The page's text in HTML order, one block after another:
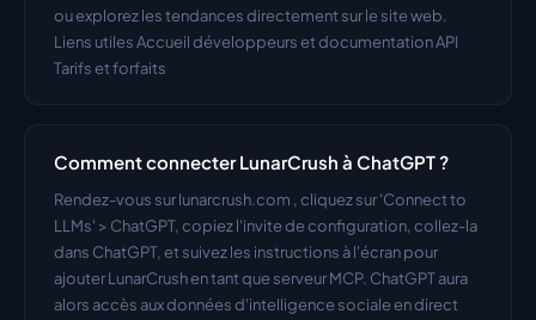
ou explorez les tendances directement sur le site web.
Liens utiles Accueil développeurs et documentation API
Tarifs et forfaits
Comment connecter LunarCrush à ChatGPT ?
Rendez-vous sur lunarcrush.com , cliquez sur 'Connect to
LLMs' > ChatGPT, copiez l'invite de configuration, collez-la
dans ChatGPT, et suivez les instructions à l'écran pour
ajouter LunarCrush en tant que serveur MCP. ChatGPT aura
alors accès aux données d'intelligence sociale en direct